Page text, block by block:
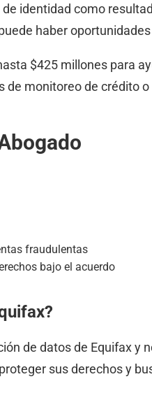
identidad como
haber
$425 millones para
de monitoreo de crédito
fraudulentas
bajo el acuerdo
de datos de Equifax
sus derechos y